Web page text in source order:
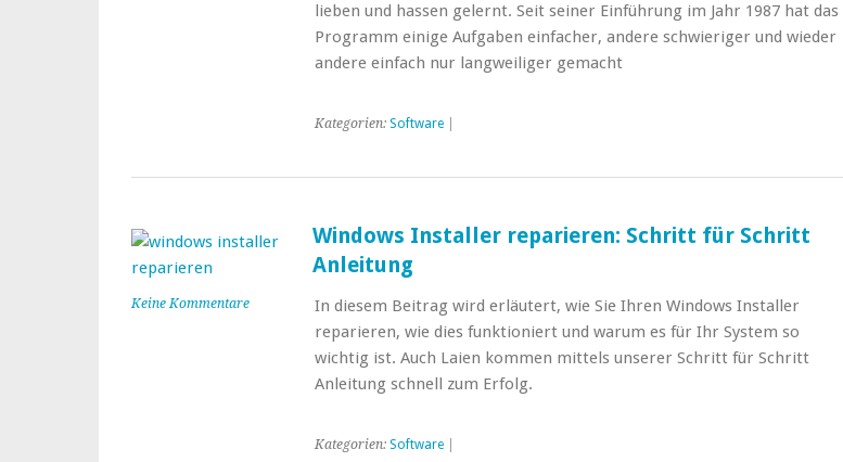
lieben und hassen gelernt. Seit seiner Einführung im Jahr 1987 hat das
Programm einige Aufgaben einfacher, andere schwieriger und wieder
andere einfach nur langweiliger gemacht
Kategorien: Software|
Keine Kommentare
Windows Installer reparieren: Schritt für Schritt
Anleitung
In diesem Beitrag wird erläutert, wie Sie Ihren Windows Installer
reparieren, wie dies funktioniert und warum es für Ihr System so
wichtig ist. Auch Laien kommen mittels unserer Schritt für Schritt
Anleitung schnell zum Erfolg.
Kategorien: Software|